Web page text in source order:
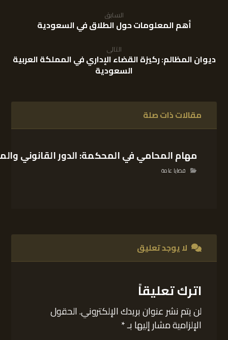
السابق
أهم المعلومات حول الطلاق في السعودية
التالى
ديوان المظالم: ركيزة القضاء الإداري في المملكة العربية
السعودية
مقالات ذات صلة
مهام المحامي في المحكمة: الدور القانوني
قضايا عامة
لا يوجد تعليق
اترك تعليقاً
لن يتم نشر عنوان بريدك الإلكتروني.الحقول
الإلزامية مشار إليها بـ*